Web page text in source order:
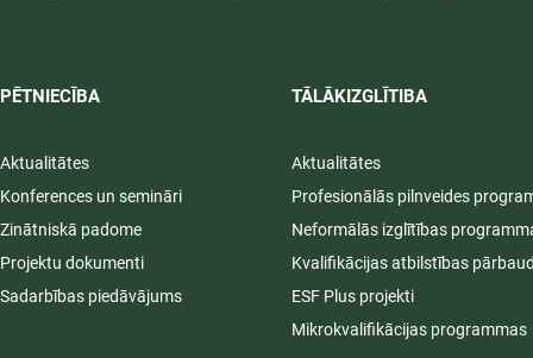
PĒTNIECĪBA
Aktualitātes
Konferences un semināri
Zinātniskā padome
Projektu dokumenti
Sadarbības piedāvājums
TĀLĀKIZGLĪTIBA
Aktualitātes
Profesionālās pilnveides
Neformālās izglītības
Kvalifikācijas atbilstības
ESF Plus projekti
Mikrokvalifikācijas programmas